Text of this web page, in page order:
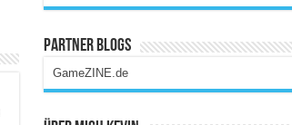
Partner Blogs
GameZINE.de